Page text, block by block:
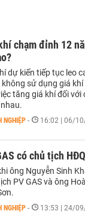
chạm đỉnh 12
dự kiến tiếp tục leo
sử dụng giá
tăng giá khí đối
NGHIỆP - 16:02 | 06/
có chủ tịch
ông Nguyễn Sinh
PV GAS và ông
NGHIỆP - 13:53 | 24/